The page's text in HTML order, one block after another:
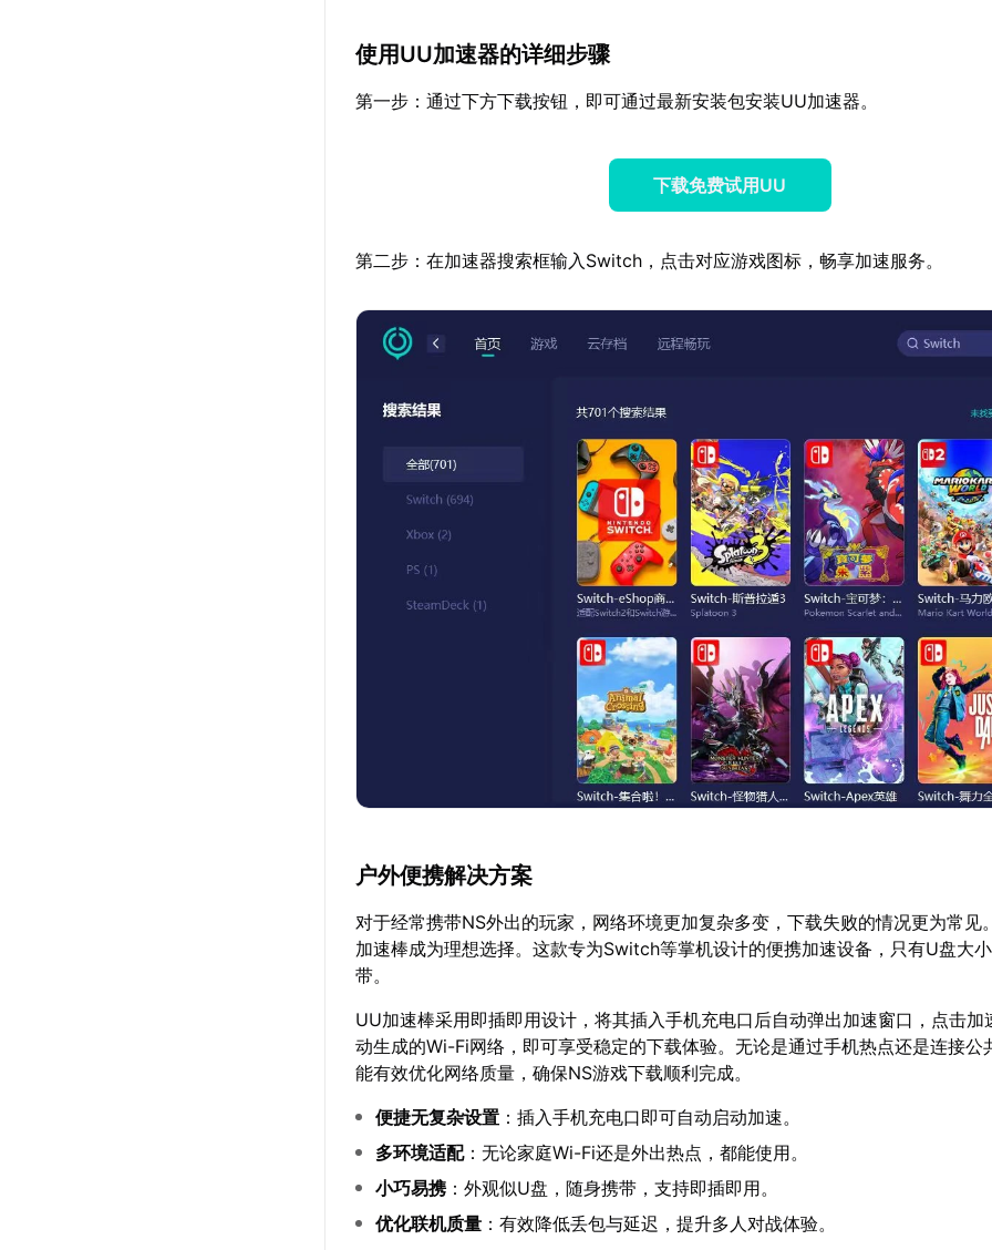
使用UU加速器的详细步骤
第一步：通过下方下载按钮，即可通过最新安装包安装UU加速器。
下载免费试用UU
第二步：在加速器搜索框输入Switch，点击对应游戏图标，畅享加速服务。
户外便携解决方案
对于经常携带NS外出的玩家，网络环境更加复杂多变，下载失败的情况更为常见
加速棒成为理想选择。这款专为Switch等掌机设计的便携加速设备，只有U盘大
带。
UU加速棒采用即插即用设计，将其插入手机充电口后自动弹出加速窗口，点击加
动生成的Wi-Fi网络，即可享受稳定的下载体验。无论是通过手机热点还是连接公
能有效优化网络质量，确保NS游戏下载顺利完成。
便捷无复杂设置 ：插入手机充电口即可自动启动加速。
多环境适配：无论家庭Wi-Fi还是外出热点，都能使用。
小巧易携：外观似U盘，随身携带，支持即插即用。
优化联机质量 ：有效降低丢包与延迟，提升多人对战体验。